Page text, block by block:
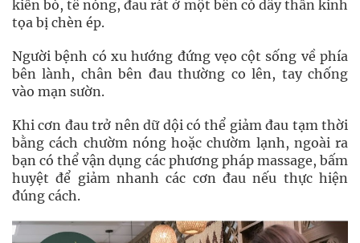
kiến bò, tê nóng, đau rát ở một bên có dây thần kinh
tọa bị chèn ép.
Người bệnh có xu hướng đứng vẹo cột sống về phía
bên lành, chân bên đau thường co lên, tay chống
vào mạn sườn.
Khi cơn đau trở nên dữ dội có thể giảm đau tạm thời
bằng cách chườm nóng hoặc chườm lạnh, ngoài ra
bạn có thể vận dụng các phương pháp massage, bấm
huyệt để giảm nhanh các cơn đau nếu thực hiện
đúng cách.